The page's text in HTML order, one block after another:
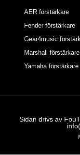
AER förstärkare
Fender förstärkare
Gear4music
Marshall förstärkare
Yamaha förstärkare
Sidan drivs av